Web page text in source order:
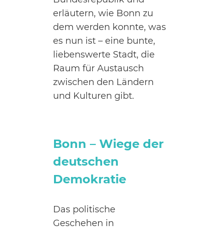
erläutern, wie Bonn zu
dem werden konnte, was
es nun ist – eine bunte,
liebenswerte Stadt, die
Raum für Austausch
zwischen den Ländern
und Kulturen gibt.
Bonn – Wiege der
deutschen
Demokratie
Das politische
Geschehen in